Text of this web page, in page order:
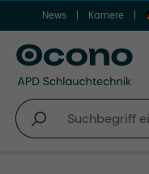
Zum Hauptinhalt
News Karriere